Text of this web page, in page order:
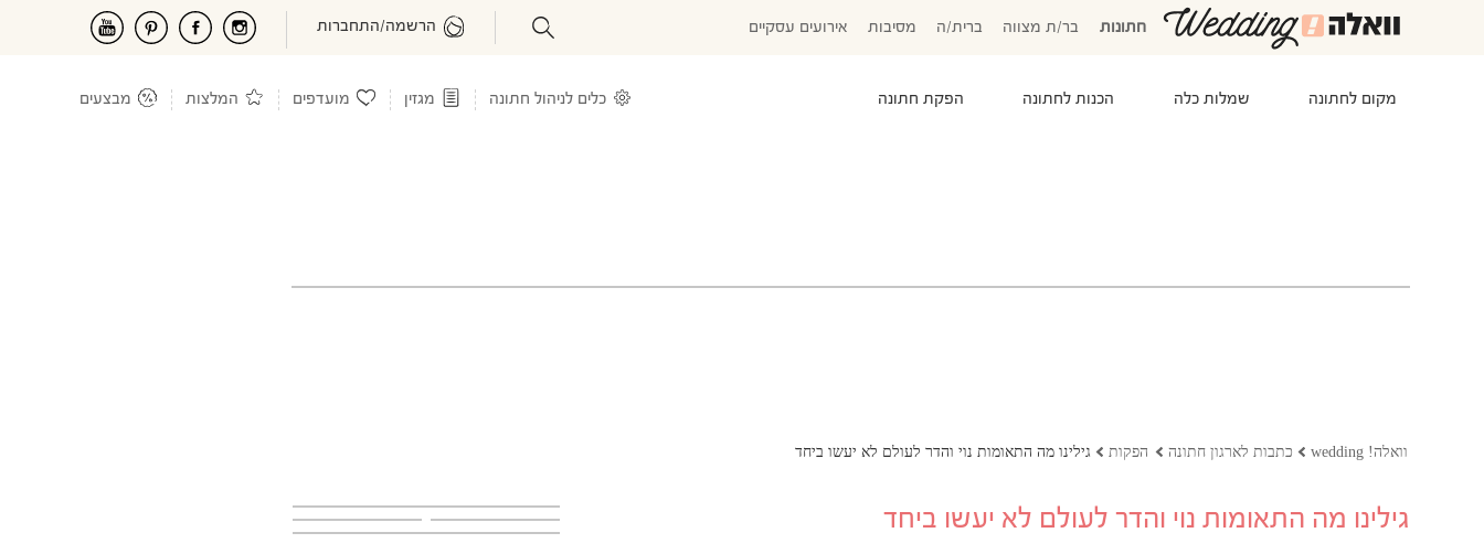
חתונות בר/ת מצווה ברית/ה מסיבות אירועים עסקיים הרשמה/התחברות
מקום לחתונה שמלות כלה הכנות לחתונה הפקת חתונה כלים לניהול חתונה מגזין מועדפים המלצות מבצעים
וואלה! wedding כתבות לארגון חתונה הפקות גילינו מה התאומות נוי והדר לעולם לא יעשו ביחד
גילינו מה התאומות נוי והדר לעולם לא יעשו ביחד